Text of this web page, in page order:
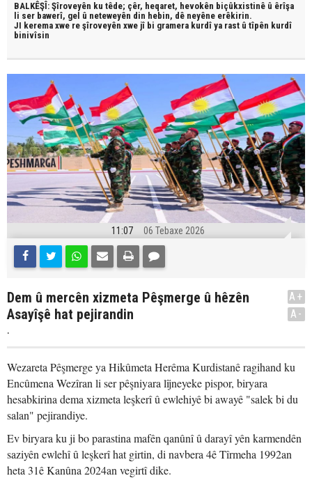
BALKÊŞÎ: Şîroveyên ku têde; çêr, heqaret, hevokên biçûkxistinê û êrîşa
li ser bawerî, gel û neteweyên din hebin, dê neyêne erêkirin.
JI kerema xwe re şîroveyên xwe jî bi gramera kurdî ya rast û tîpên kurdî
binivîsin
11:07 06 Tebaxe 2026
Dem û mercên xizmeta Pêşmerge û hêzên
Asayîşê hat pejirandin
.
A+
A-
Wezareta Pêşmerge ya Hikûmeta Herêma Kurdistanê ragihand ku
Encûmena Wezîran li ser pêşniyara lîjneyeke pispor, biryara
hesabkirina dema xizmeta leşkerî û ewlehiyê bi awayê "salek bi du
salan" pejirandiye.
Ev biryara ku ji bo parastina mafên qanûnî û darayî yên karmendên
saziyên ewlehî û leşkerî hat girtin, di navbera 4ê Tîrmeha 1992an
heta 31ê Kanûna 2024an vegirtî dike.